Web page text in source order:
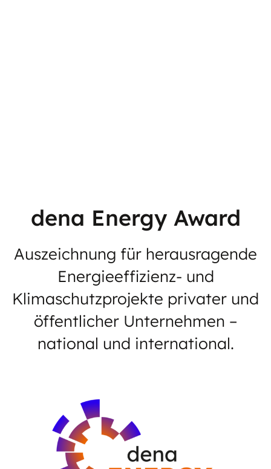
dena Energy Award
Auszeichnung für herausragende
Energieeffizienz- und
Klimaschutzprojekte privater und
öffentlicher Unternehmen –
national und international.